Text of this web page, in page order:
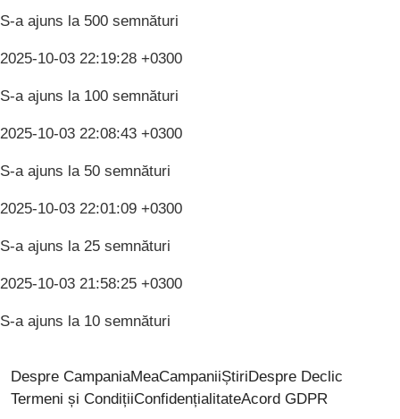
S-a ajuns la 500 semnături
2025-10-03 22:19:28 +0300
S-a ajuns la 100 semnături
2025-10-03 22:08:43 +0300
S-a ajuns la 50 semnături
2025-10-03 22:01:09 +0300
S-a ajuns la 25 semnături
2025-10-03 21:58:25 +0300
S-a ajuns la 10 semnături
Despre CampaniaMeaCampaniiȘtiriDespre Declic
Termeni și CondițiiConfidențialitateAcord GDPR